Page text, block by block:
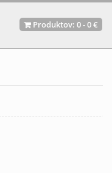
Produktov: 0-0 €